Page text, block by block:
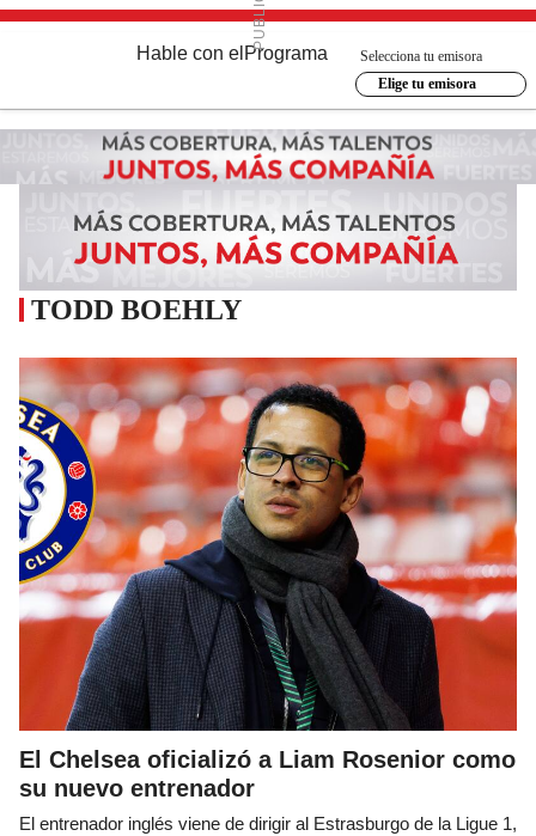
Hable con el Programa
Selecciona tu emisora
Elige tu emisora
TODD BOEHLY
El Chelsea oficializó a Liam Rosenior como
su nuevo entrenador
El entrenador inglés viene de dirigir al Estrasburgo de la Ligue 1,